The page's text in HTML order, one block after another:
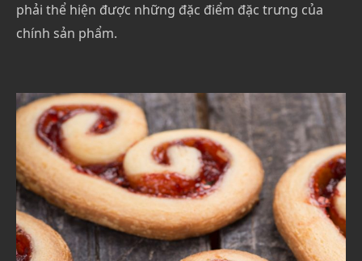
phải thể hiện được những đặc điểm đặc trưng của
chính sản phẩm.